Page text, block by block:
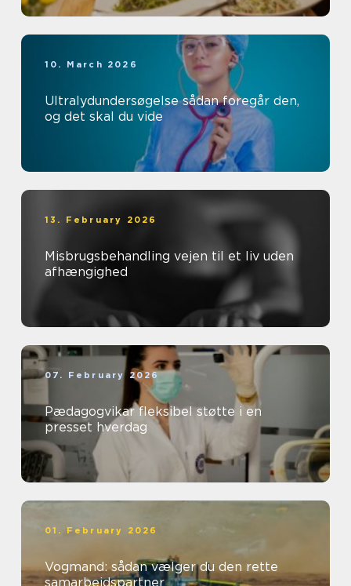
10. March 2026
Ultralydundersøgelse sådan foregår den,
og det skal du vide
13. February 2026
Misbrugsbehandling vejen til et liv uden
afhængighed
07. February 2026
Pædagogvikar fleksibel støtte i en
presset hverdag
01. February 2026
Vogmand: sådan vælger du den rette
samarbejdspartner